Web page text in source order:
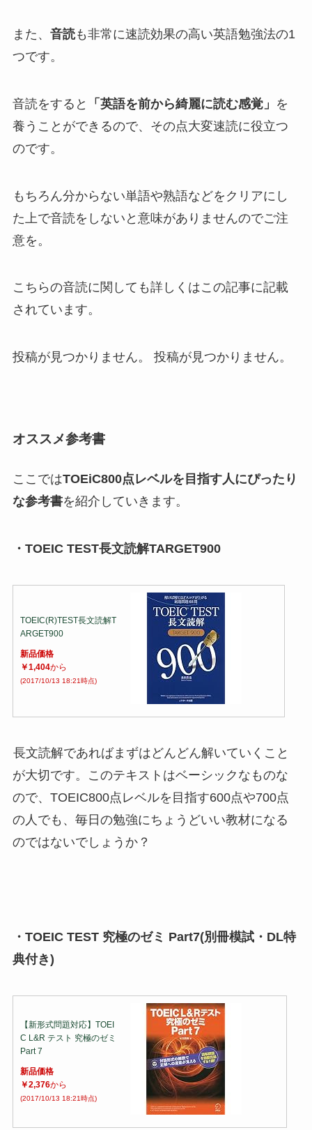
また、 音読も非常に速読効果の高い英語勉強法の1
つです。
音読をすると 「英語を前から綺麗に読む感覚」 を
養うことができるので、その点大変速読に役立つ
のです。
もちろん分からない単語や熟語などをクリアにし
た上で音読をしないと意味がありませんのでご注
意を。
こちらの音読に関しても詳しくはこの記事に記載
されています。
投稿が見つかりません。 投稿が見つかりません。
オススメ参考書
ここではTOEiC800点レベルを目指す人にぴったり
な参考書を紹介していきます。
・TOEIC TEST長文読解TARGET900
TOEIC(R)TEST長文読解T
ARGET900
新品価格
￥1,404から
(2017/10/13 18:21時点)
長文読解であればまずはどんどん解いていくこと
が大切です。このテキストはベーシックなものな
ので、TOEIC800点レベルを目指す600点や700点
の人でも、毎日の勉強にちょうどいい教材になる
のではないでしょうか？
・TOEIC TEST 究極のゼミ Part7(別冊模試・DL特
典付き)
【新形式問題対応】TOEI
C L&R テスト 究極のゼミ
Part 7
新品価格
￥2,376から
(2017/10/13 18:21時点)